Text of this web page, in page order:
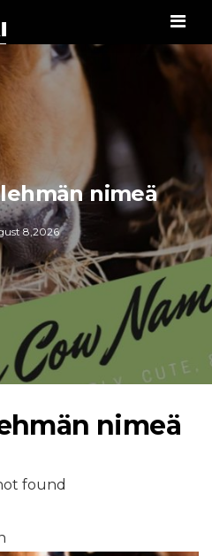
nimeä
8,2026
nimeä
found